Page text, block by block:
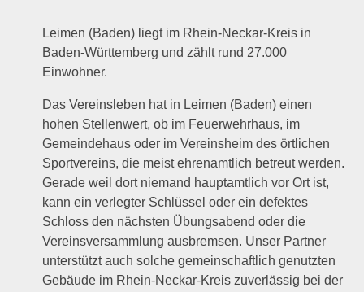
Leimen (Baden) liegt im Rhein-Neckar-Kreis in
Baden-Württemberg und zählt rund 27.000
Einwohner.
Das Vereinsleben hat in Leimen (Baden) einen
hohen Stellenwert, ob im Feuerwehrhaus, im
Gemeindehaus oder im Vereinsheim des örtlichen
Sportvereins, die meist ehrenamtlich betreut werden.
Gerade weil dort niemand hauptamtlich vor Ort ist,
kann ein verlegter Schlüssel oder ein defektes
Schloss den nächsten Übungsabend oder die
Vereinsversammlung ausbremsen. Unser Partner
unterstützt auch solche gemeinschaftlich genutzten
Gebäude im Rhein-Neckar-Kreis zuverlässig bei der